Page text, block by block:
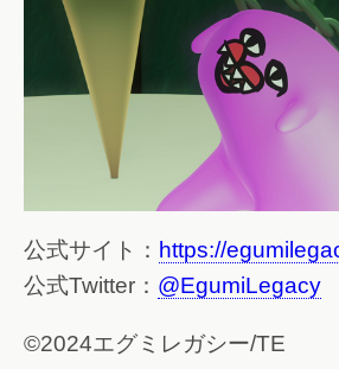
公式サイト： https://
公式Twitter： @EgumiLegacy
©2024エグミレガシー/TE